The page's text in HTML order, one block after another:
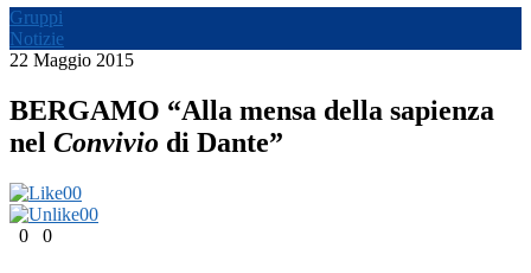
Gruppi
Notizie
22 Maggio 2015
BERGAMO “Alla mensa della sapienza
nel Convivio di Dante”
00
00
0
0